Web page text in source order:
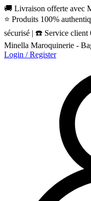
🚚 Livraison offerte avec
⭐ Produits 100%
sécurisé | ☎️ Service client
Minella Maroquinerie -
Login / Register